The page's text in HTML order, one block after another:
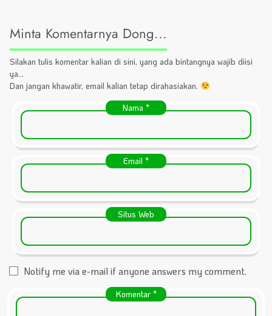
Minta Komentarnya Dong...
Silakan tulis komentar kalian di sini, yang ada bintangnya wajib diisi
ya...
Dan jangan khawatir, email kalian tetap dirahasiakan.
Nama *
Email *
Situs Web
Notify me via e-mail if anyone answers my comment.
Komentar *